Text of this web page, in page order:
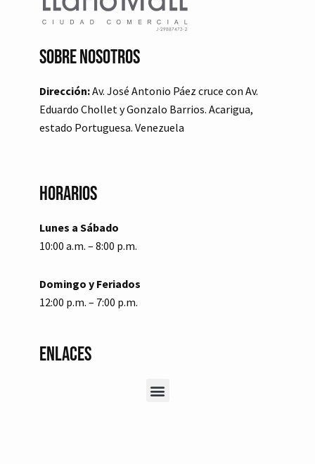
Sobre Nosotros
Dirección:Av. José Antonio Páez cruce con Av.
Eduardo Chollet y Gonzalo Barrios. Acarigua,
estado Portuguesa. Venezuela
Horarios
Lunes a Sábado
10:00 a.m. – 8:00 p.m.
Domingo y Feriados
12:00 p.m. – 7:00 p.m.
Enlaces
Menu